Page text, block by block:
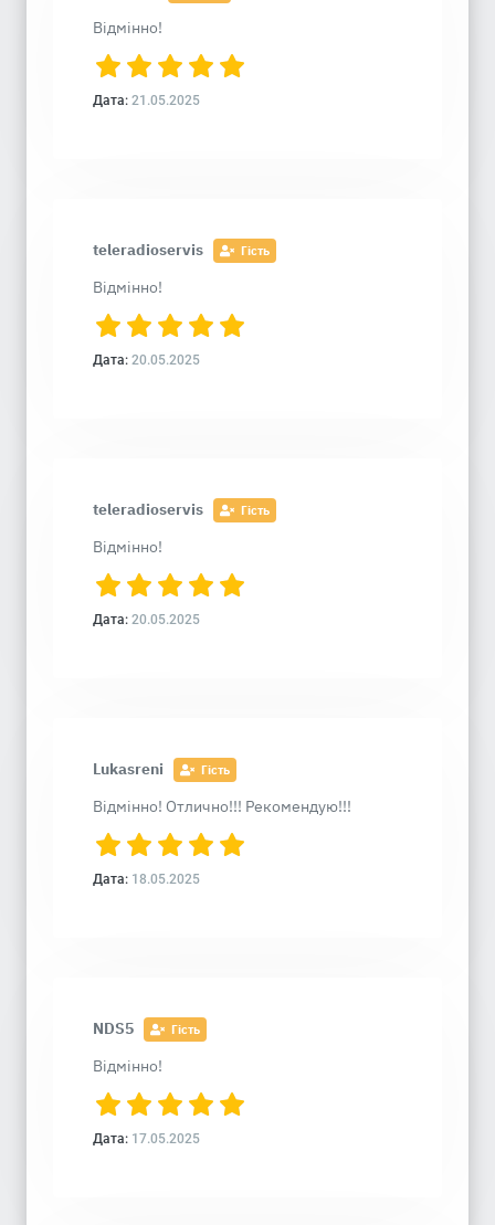
Відмінно!
Дата: 21.05.2025
teleradioservis Гість
Відмінно!
Дата: 20.05.2025
teleradioservis Гість
Відмінно!
Дата: 20.05.2025
Lukasreni Гість
Відмінно! Отлично!!! Рекомендую!!!
Дата: 18.05.2025
NDS5 Гість
Відмінно!
Дата: 17.05.2025